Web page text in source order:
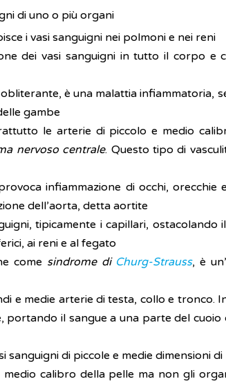
di uno o più organi
i vasi sanguigni nei polmoni e nei reni
dei vasi sanguigni in tutto il corpo e
è una malattia infiammatoria,
gambe
le arterie di piccolo e medio
nervoso centrale. Questo tipo di
infiammazione di occhi, orecchie
dell’aorta, detta aortite
tipicamente i capillari,
ai reni e al fegato
come sindrome di Churg-Strauss, è
e medie arterie di testa, collo e
il sangue a una parte del cuoio
sanguigni di piccole e medie dimensioni
calibro della pelle ma non gli